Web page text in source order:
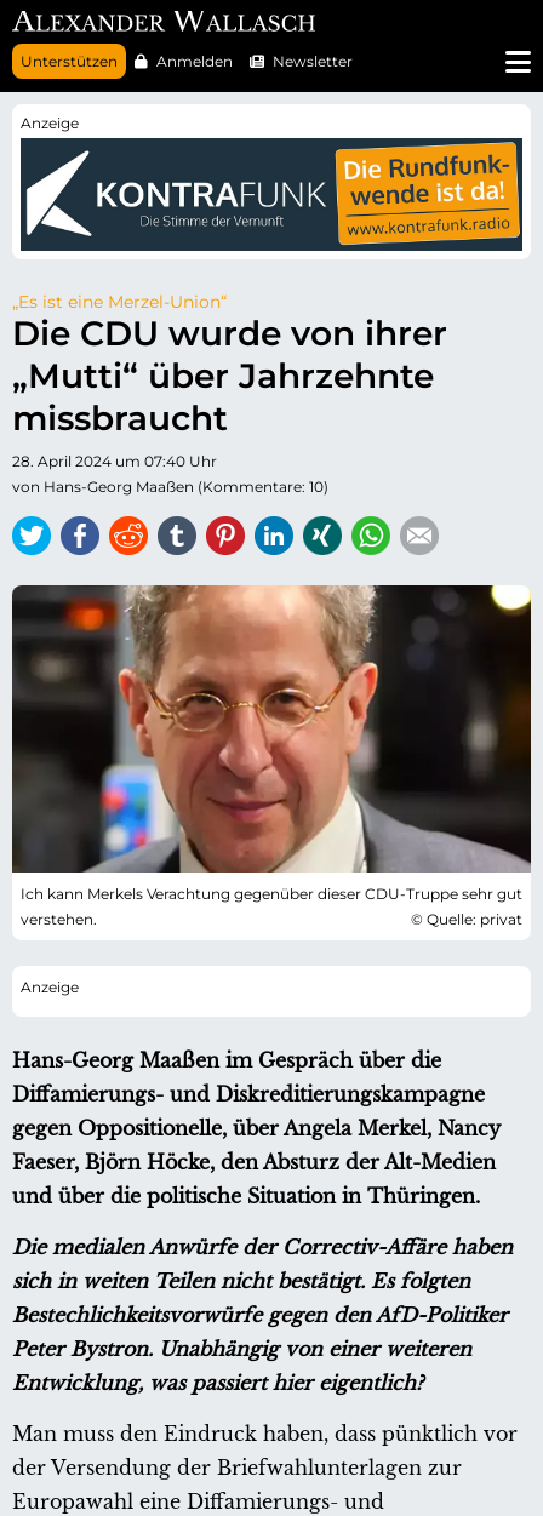
N
a
v
s
r
n
e
Unterstützen Anmelden Newsletter
„Es ist eine Merzel-Union“
Die CDU wurde von ihrer
„Mutti“ über Jahrzehnte
missbraucht
28. April 2024 um 07:40 Uhr
von Hans-Georg Maaßen (Kommentare: 10)
TwitterFacebook
ReddittumblrPinterestLinkedIn
Xing WhatsApp
Ich kann Merkels Verachtung gegenüber dieser CDU-Truppe sehr gut
verstehen.
© Quelle: privat
Hans-Georg Maaßen im Gespräch über die
Diffamierungs- und Diskreditierungskampagne
gegen Oppositionelle, über Angela Merkel, Nancy
Faeser, Björn Höcke, den Absturz der Alt-Medien
und über die politische Situation in Thüringen.
Die medialen Anwürfe der Correctiv-Affäre haben
sich in weiten Teilen nicht bestätigt. Es folgten
Bestechlichkeitsvorwürfe gegen den AfD-Politiker
Peter Bystron. Unabhängig von einer weiteren
Entwicklung, was passiert hier eigentlich?
Man muss den Eindruck haben, dass pünktlich vor
der Versendung der Briefwahlunterlagen zur
Europawahl eine Diffamierungs- und